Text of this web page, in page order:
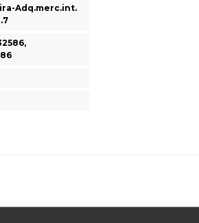
Adq.merc.int.